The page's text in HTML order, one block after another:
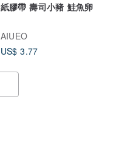
紙膠帶 壽司小豬 鮭魚卵
AIUEO
US$ 3.77